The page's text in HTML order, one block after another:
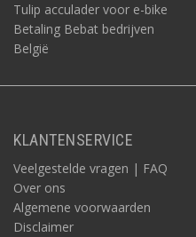
Tulip acculader voor e-bike
Betaling Bebat bedrijven
België
KLANTENSERVICE
Veelgestelde vragen | FAQ
Over ons
Algemene voorwaarden
Disclaimer